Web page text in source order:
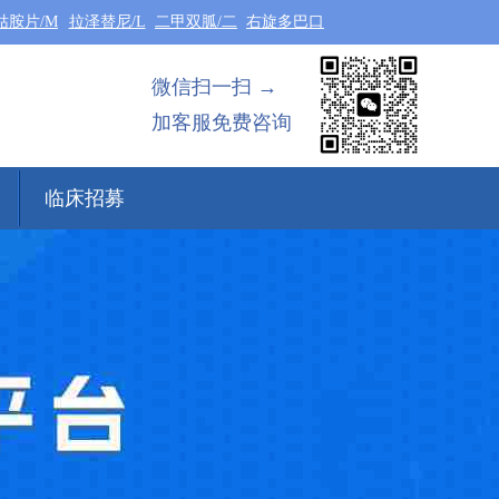
胺片/M 拉泽替尼/L 二甲双胍/二 右旋多巴口
微信扫一扫 →
加客服免费咨询
临床招募